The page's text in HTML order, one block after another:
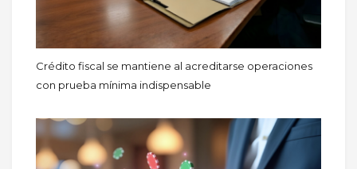
Crédito fiscal se mantiene al acreditarse operaciones
con prueba mínima indispensable